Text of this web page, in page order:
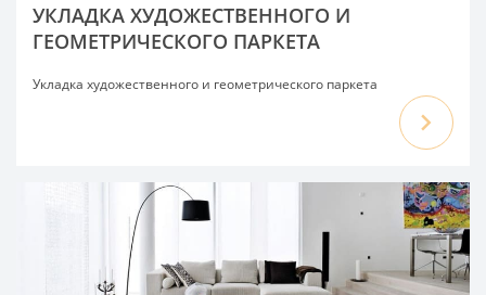
УКЛАДКА ХУДОЖЕСТВЕННОГО И
ГЕОМЕТРИЧЕСКОГО ПАРКЕТА
Укладка художественного и геометрического паркета